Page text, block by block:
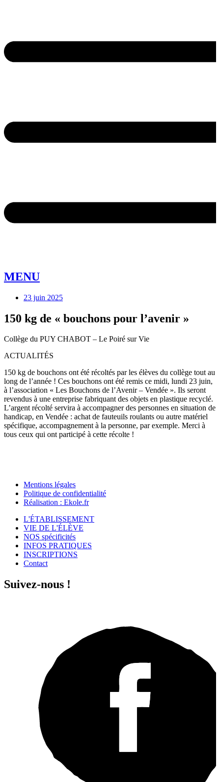
MENU
23 juin 2025
150 kg de « bouchons pour l’avenir »
Collège du PUY CHABOT – Le Poiré sur Vie
ACTUALITÉS
150 kg de bouchons ont été récoltés par les élèves du collège tout au
long de l’année ! Ces bouchons ont été remis ce midi, lundi 23 juin,
à l’association « Les Bouchons de l’Avenir – Vendée ». Ils seront
revendus à une entreprise fabriquant des objets en plastique recyclé.
L’argent récolté servira à accompagner des personnes en situation de
handicap, en Vendée : achat de fauteuils roulants ou autre matériel
spécifique, accompagnement à la personne, par exemple. Merci à
tous ceux qui ont participé à cette récolte !
Mentions légales
Politique de confidentialité
Réalisation : Ekole.fr
L'ÉTABLISSEMENT
VIE DE L'ÉLÈVE
NOS spécificités
INFOS PRATIQUES
INSCRIPTIONS
Contact
Suivez-nous !